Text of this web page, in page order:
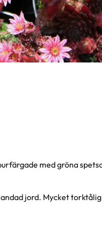
med gröna
jord. Mycket